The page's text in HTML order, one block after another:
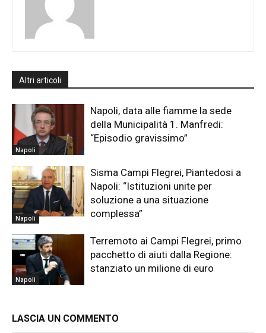
Altri articoli
Napoli
Napoli, data alle fiamme la sede
della Municipalità 1. Manfredi:
“Episodio gravissimo”
Napoli
Sisma Campi Flegrei, Piantedosi a
Napoli: “Istituzioni unite per
soluzione a una situazione
complessa”
Napoli
Terremoto ai Campi Flegrei, primo
pacchetto di aiuti dalla Regione:
stanziato un milione di euro
LASCIA UN COMMENTO